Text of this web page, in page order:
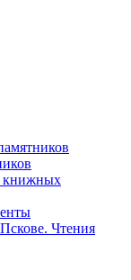
книжных
Чтения